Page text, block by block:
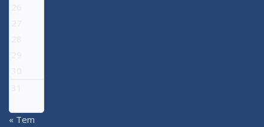
26
27
28
29
30
31
« Tem